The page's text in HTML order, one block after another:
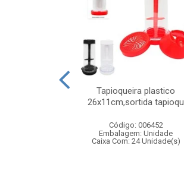
Tapioqueira plastico
26x11cm,sortida tapioqu
Código: 006452
Embalagem: Unidade
Caixa Com: 24 Unidade(s)